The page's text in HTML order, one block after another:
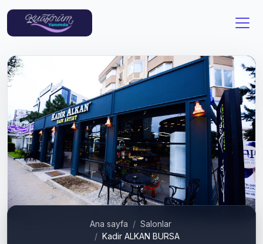
Ana sayfa
Salonlar
Kadir ALKAN BURSA